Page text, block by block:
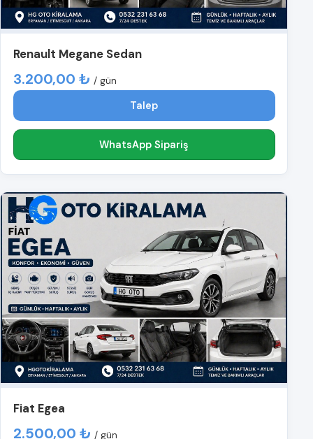
Renault Megane Sedan
3.200,00 ₺ / gün
Talep
WhatsApp Sipariş
Fiat Egea
2.500,00 ₺ / gün